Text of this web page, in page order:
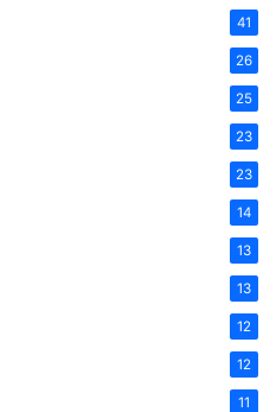
41
26
25
23
23
14
13
13
12
12
11